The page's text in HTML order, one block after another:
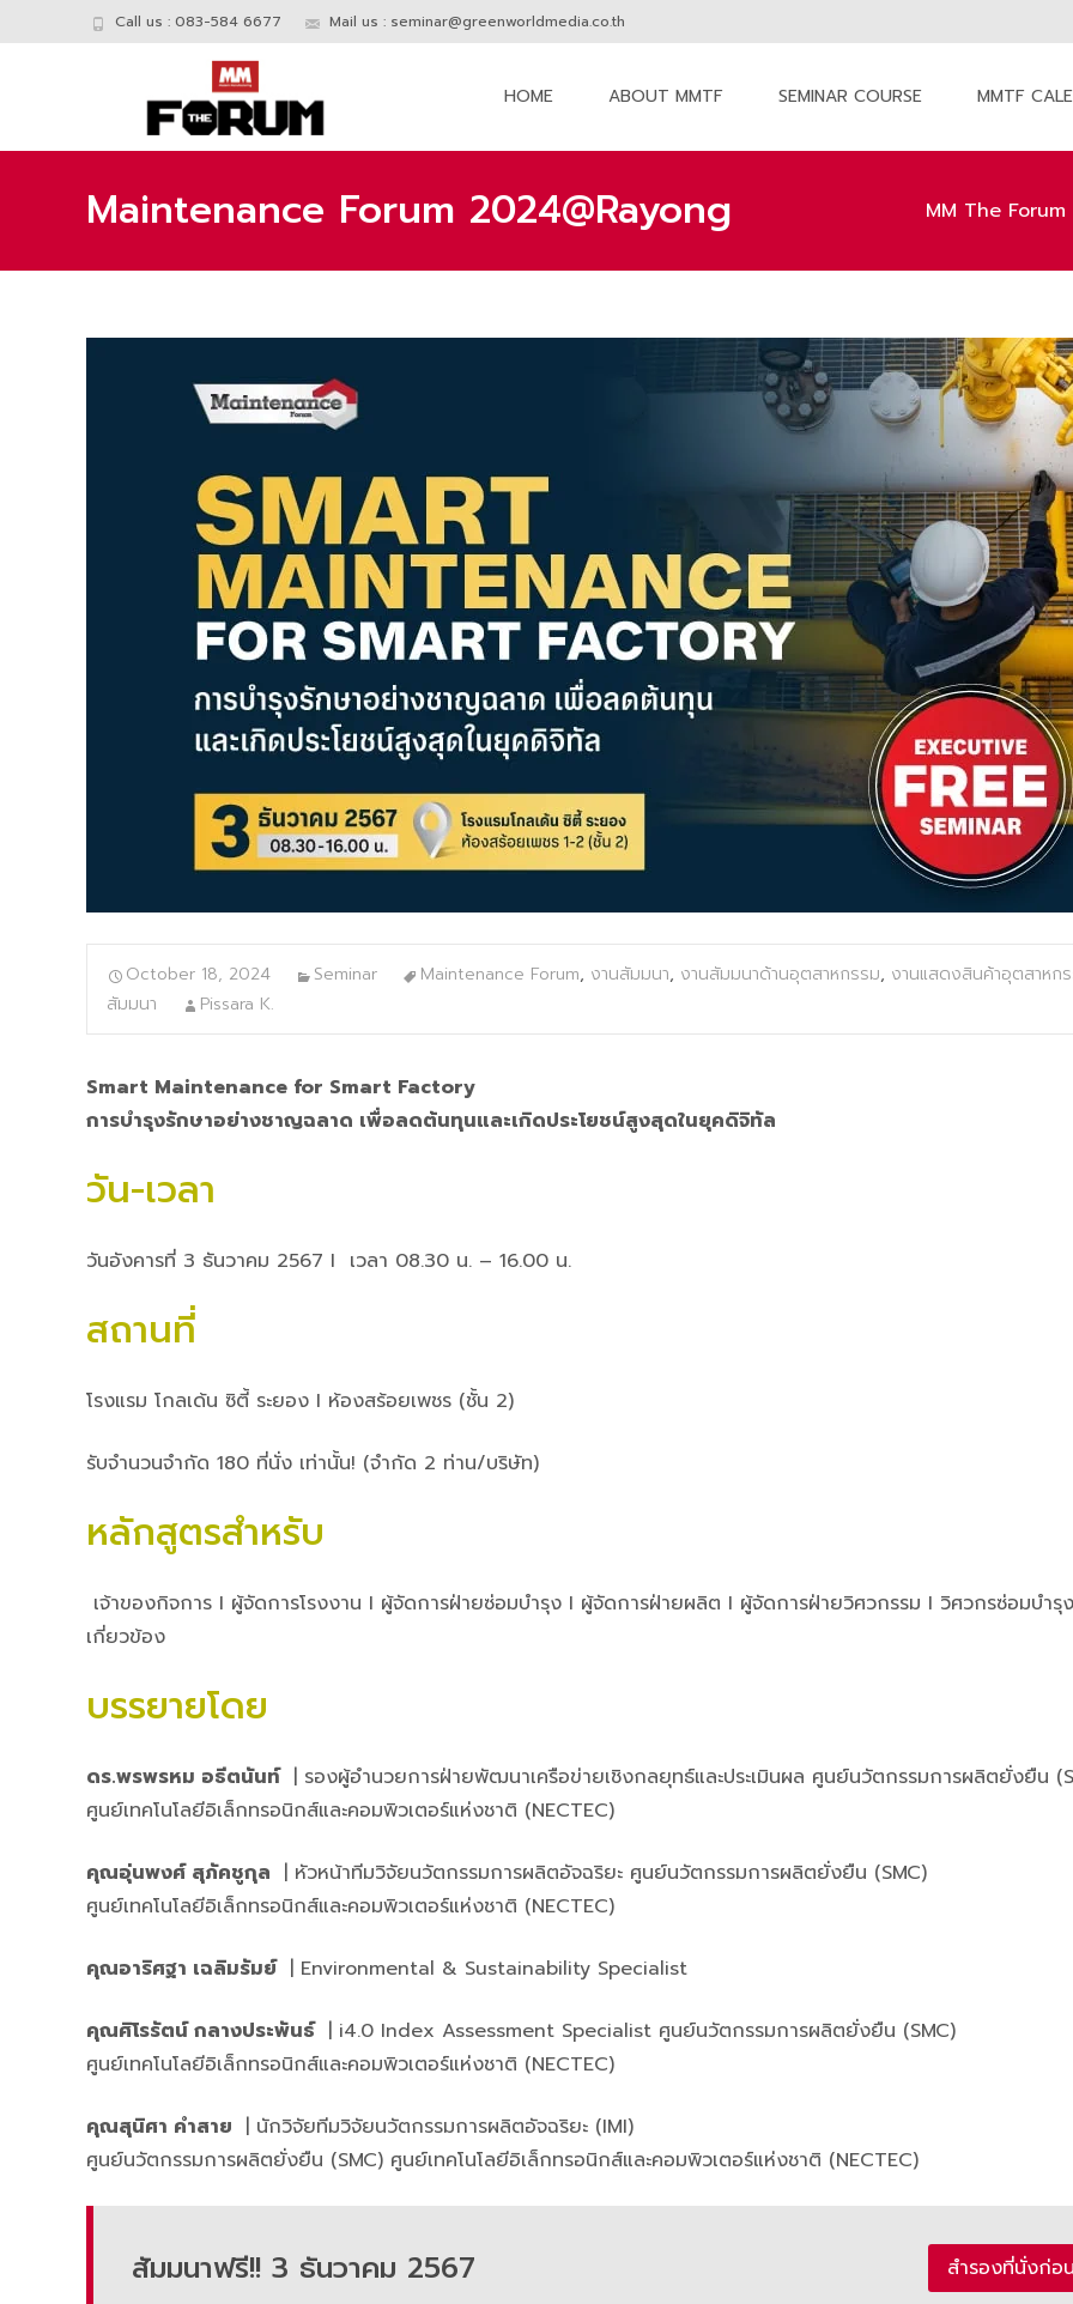
Call us : 083-584 6677 Mail us : seminar@greenworldmedia.co.th
HOME ABOUT MMTF SEMINAR COURSE MMTF
Maintenance Forum 2024@Rayong MM The Forum
October 18, 2024 Seminar Maintenance Forum, งานสัมมนา, งานสัมมนาด้านอุตสาหกรรม, งานแสดงสินค้าอุตสาหก
สัมมนา
Pissara K.
Smart Maintenance for Smart Factory
การบำรุงรักษาอย่างชาญฉลาด เพื่อลดต้นทุนและเกิดประโยชน์สูงสุดในยุคดิจิทัล
วัน-เวลา
วันอังคารที่ 3 ธันวาคม 2567 I เวลา 08.30 น. – 16.00 น.
สถานที่
โรงแรม โกลเด้น ซิตี้ ระยอง I ห้องสร้อยเพชร (ชั้น 2)
รับจำนวนจำกัด 180 ที่นั่ง เท่านั้น! (จำกัด 2 ท่าน/บริษัท)
หลักสูตรสำหรับ
เจ้าของกิจการ I ผู้จัดการโรงงาน I ผู้จัดการฝ่ายซ่อมบำรุง I ผู้จัดการฝ่ายผลิต I ผู้จัดการฝ่ายวิศวกรรม I วิศวกรซ่อมบำรุ
เกี่ยวข้อง
บรรยายโดย
ดร.พรพรหม อธีตนันท์ | รองผู้อำนวยการฝ่ายพัฒนาเครือข่ายเชิงกลยุทธ์และประเมินผล ศูนย์นวัตกรรมการผลิตยั่งยืน
ศูนย์เทคโนโลยีอิเล็กทรอนิกส์และคอมพิวเตอร์แห่งชาติ (NECTEC)
คุณอุ่นพงศ์สุภัคชูกุล | หัวหน้าทีมวิจัยนวัตกรรมการผลิตอัจฉริยะ ศูนย์นวัตกรรมการผลิตยั่งยืน (SMC)
ศูนย์เทคโนโลยีอิเล็กทรอนิกส์และคอมพิวเตอร์แห่งชาติ (NECTEC)
คุณอาริศฐา เฉลิมรัมย์ | Environmental & Sustainability Specialist
คุณศิโรรัตน์ กลางประพันธ์ | i4.0 Index Assessment Specialist ศูนย์นวัตกรรมการผลิตยั่งยืน (SMC)
ศูนย์เทคโนโลยีอิเล็กทรอนิกส์และคอมพิวเตอร์แห่งชาติ (NECTEC)
คุณสุนิศา คำสาย | นักวิจัยทีมวิจัยนวัตกรรมการผลิตอัจฉริยะ (IMI)
ศูนย์นวัตกรรมการผลิตยั่งยืน (SMC) ศูนย์เทคโนโลยีอิเล็กทรอนิกส์และคอมพิวเตอร์แห่งชาติ (NECTEC)
สัมมนาฟรี!! 3 ธันวาคม 2567 สำรองที่นั่งก่อ